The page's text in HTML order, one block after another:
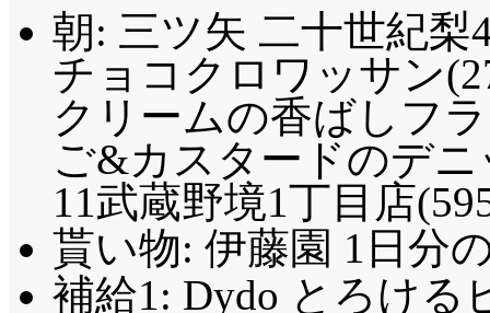
朝: 三ツ矢 二十世紀梨
チョコクロワッサン
クリームの香ばしフ
ご&カスタードのデニ
11武蔵野境1丁目店
貰い物: 伊藤園 1日分
補給1: Dydo とろける